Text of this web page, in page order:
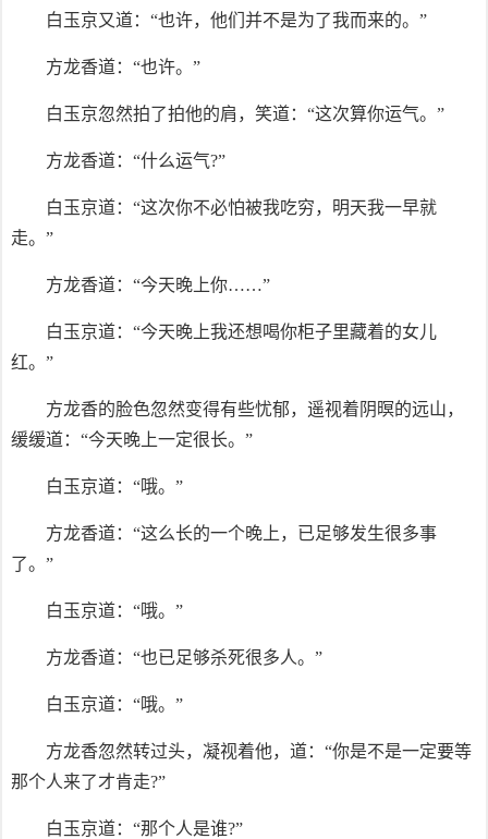
白玉京又道：“也许，他们并不是为了我而来的。”
方龙香道：“也许。”
白玉京忽然拍了拍他的肩，笑道：“这次算你运气。”
方龙香道：“什么运气?”
白玉京道：“这次你不必怕被我吃穷，明天我一早就
走。”
方龙香道：“今天晚上你……”
白玉京道：“今天晚上我还想喝你柜子里藏着的女儿
红。”
方龙香的脸色忽然变得有些忧郁，遥视着阴暝的远山，
缓缓道：“今天晚上一定很长。”
白玉京道：“哦。”
方龙香道：“这么长的一个晚上，已足够发生很多事
了。”
白玉京道：“哦。”
方龙香道：“也已足够杀死很多人。”
白玉京道：“哦。”
方龙香忽然转过头，凝视着他，道：“你是不是一定要等
那个人来了才肯走?”
白玉京道：“那个人是谁?”